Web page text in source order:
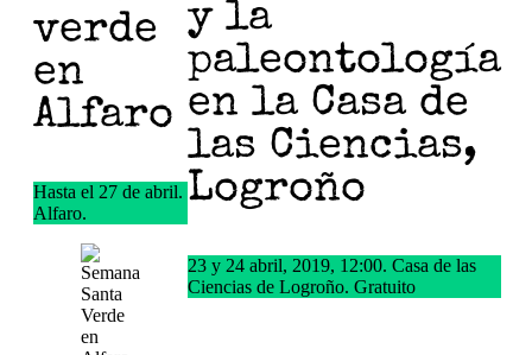
verde
en
Alfaro
Hasta el 27 de abril.
Alfaro.
y la
paleontología
en la Casa de
las Ciencias,
Logroño
23 y 24 abril, 2019, 12:00. Casa de las
Ciencias de Logroño. Gratuito